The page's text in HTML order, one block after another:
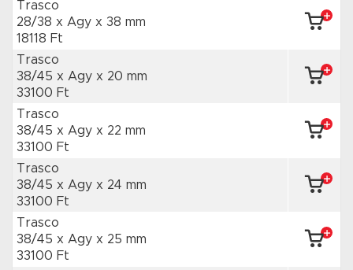
Trasco
28/38 x Agy x 38 mm
18118 Ft
Trasco
38/45 x Agy x 20 mm
33100 Ft
Trasco
38/45 x Agy x 22 mm
33100 Ft
Trasco
38/45 x Agy x 24 mm
33100 Ft
Trasco
38/45 x Agy x 25 mm
33100 Ft